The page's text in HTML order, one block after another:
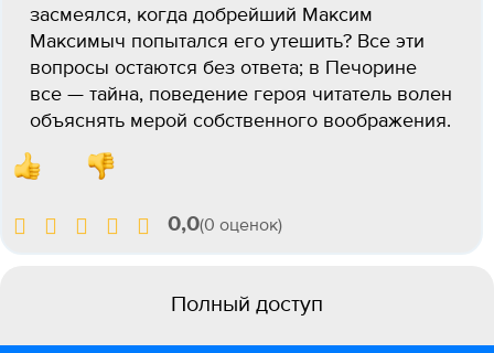
засмеялся, когда добрейший Максим
Максимыч попытался его утешить? Все эти
вопросы остаются без ответа; в Печорине
все — тайна, поведение героя читатель волен
объяснять мерой собственного воображения.
0,0(0 оценок)
Полный доступ